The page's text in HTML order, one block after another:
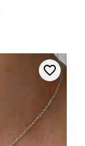
favorite_border